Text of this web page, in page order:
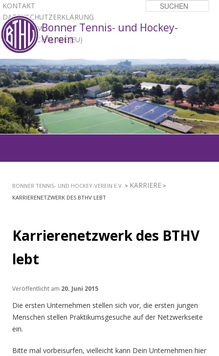
KONTAKT
DATENSCHUTZERKLÄRUNG
IMPRESSUM
COOKIE-RICHTLINIE (EU)
Bonner Tennis- und Hockey-
Verein
1 2 3
INHALT
BONNER TENNIS- UND HOCKEY-VEREIN E.V. > KARRIERE >
KARRIERENETZWERK DES BTHV LEBT
Karrierenetzwerk des BTHV
lebt
Veröffentlicht am 20. Juni 2015
Die ersten Unternehmen stellen sich vor, die ersten jungen
Menschen stellen Praktikumsgesuche auf der Netzwerkseite
ein.
Bitte mal vorbeisurfen, vielleicht kann Dein Unternehmen hier